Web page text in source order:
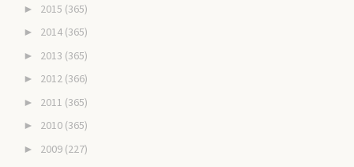
► 2015 (365)
► 2014 (365)
► 2013 (365)
► 2012 (366)
► 2011 (365)
► 2010 (365)
► 2009 (227)